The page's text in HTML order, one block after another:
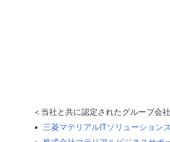
＜当社と共に認定されたグループ会
三菱マテリアルITソリューション